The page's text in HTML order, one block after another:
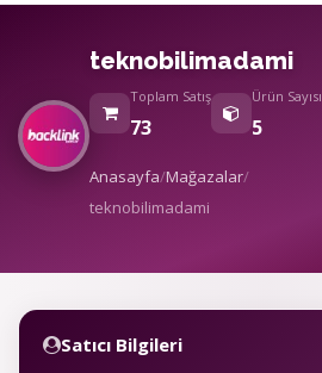
teknobilimadami
Toplam Satış
73
Ürün Sayısı
5
Anasayfa/Mağazalar/
teknobilimadami
Satıcı Bilgileri